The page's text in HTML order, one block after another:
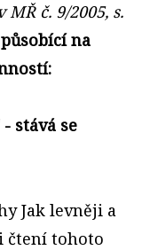
č. 9/2005, s.
na
stává se
Jak levněji a
čtení tohoto